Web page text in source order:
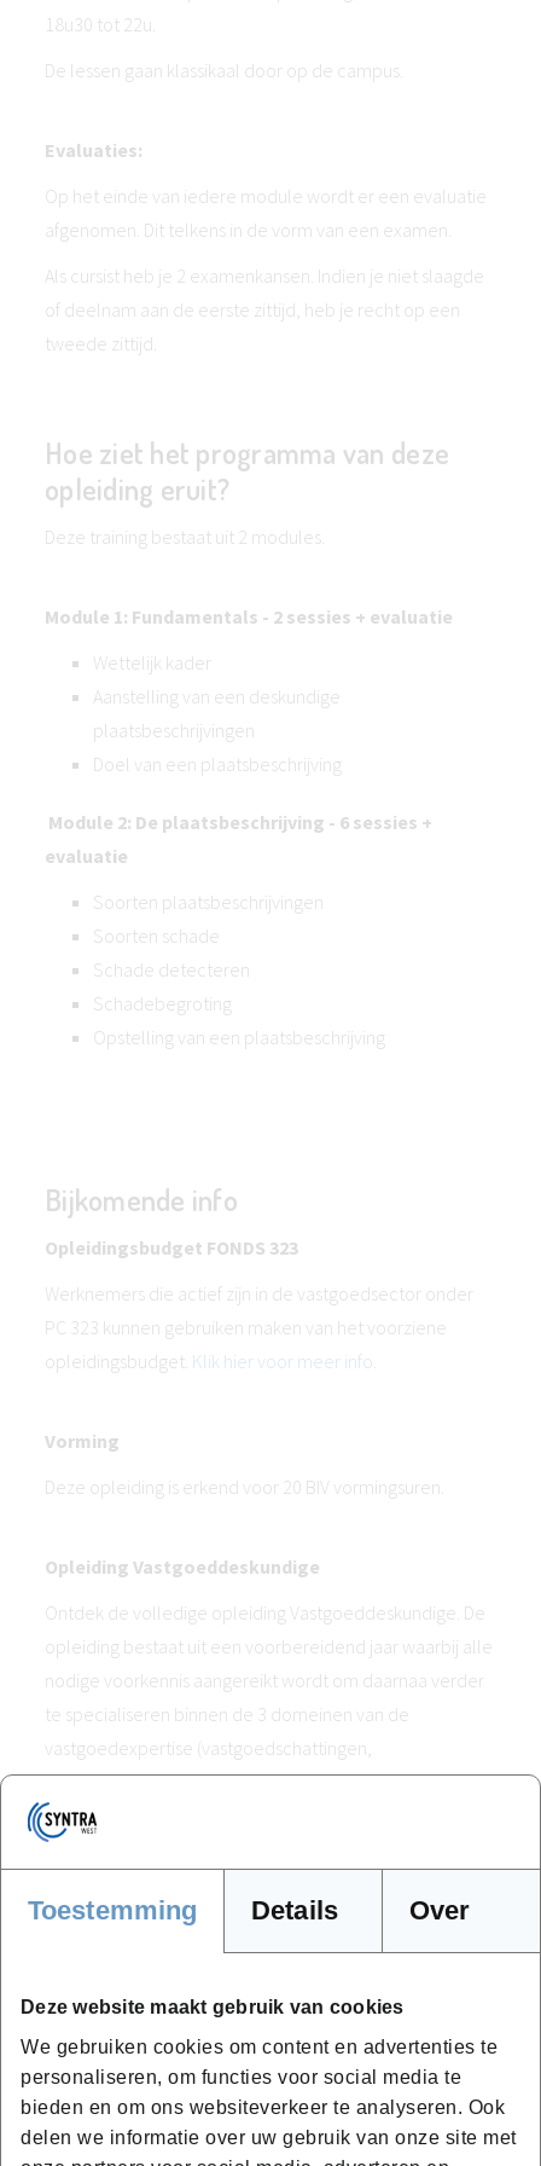
Toestemming Details Over
Deze website maakt gebruik van cookies
We gebruiken cookies om content en advertenties te
personaliseren, om functies voor social media te
bieden en om ons websiteverkeer te analyseren. Ook
delen we informatie over uw gebruik van onze site met
18u30 tot 22u.
De lessen gaan klassikaal door op de campus.
Evaluaties:
Op het einde van iedere module wordt er een evaluatie
afgenomen. Dit telkens in de vorm van een examen.
Als cursist heb je 2 examenkansen. Indien je niet slaagde
of deelnam aan de eerste zittijd, heb je recht op een
tweede zittijd.
Hoe ziet het programma van deze
opleiding eruit?
Deze training bestaat uit 2 modules.
Module 1: Fundamentals - 2 sessies + evaluatie
Wettelijk kader
Aanstelling van een deskundige
plaatsbeschrijvingen
Doel van een plaatsbeschrijving
Module 2: De plaatsbeschrijving - 6 sessies +
evaluatie
Soorten plaatsbeschrijvingen
Soorten schade
Schade detecteren
Schadebegroting
Opstelling van een plaatsbeschrijving
Bijkomende info
Opleidingsbudget FONDS 323
Werknemers die actief zijn in de vastgoedsector onder
PC 323 kunnen gebruiken maken van het voorziene
opleidingsbudget. Klik hier voor meer info.
Vorming
Deze opleiding is erkend voor 20 BIV vormingsuren.
Opleiding Vastgoeddeskundige
Ontdek de volledige opleiding Vastgoeddeskundige. De
opleiding bestaat uit een voorbereidend jaar waarbij alle
nodige voorkennis aangereikt wordt om daarnaa verder
te specialiseren binnen de 3 domeinen van de
vastgoedexpertise (vastgoedschattingen,
plaatsbeschrijvingen, schaderegelaar- / beheerder).
Bij Syntra West bieden we ook de3-jarige opleiding
Het inschrijvingsrecht omvat de opleiding en bijhorend
digitaal cursusmateriaal.
Het cursusmateriaal is beschikbaar op het online
leerplatform.